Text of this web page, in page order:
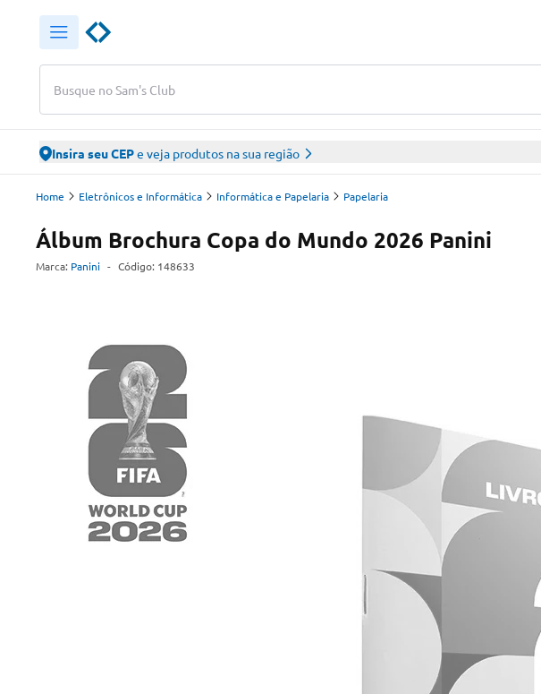
Busque no Sam's Club
Insira seu CEPe veja produtos na sua região
Home Eletrônicos e Informática Informática e Papelaria Papelaria
Álbum Brochura Copa do Mundo 2026 Panini
Marca: Panini - Código: 148633